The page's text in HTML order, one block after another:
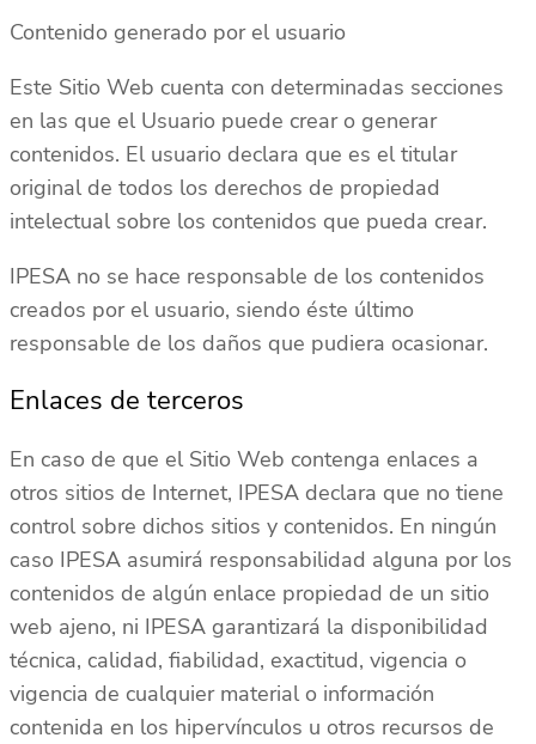
Contenido generado por el usuario
Este Sitio Web cuenta con determinadas secciones
en las que el Usuario puede crear o generar
contenidos. El usuario declara que es el titular
original de todos los derechos de propiedad
intelectual sobre los contenidos que pueda crear.
IPESA no se hace responsable de los contenidos
creados por el usuario, siendo éste último
responsable de los daños que pudiera ocasionar.
Enlaces de terceros
En caso de que el Sitio Web contenga enlaces a
otros sitios de Internet, IPESA declara que no tiene
control sobre dichos sitios y contenidos. En ningún
caso IPESA asumirá responsabilidad alguna por los
contenidos de algún enlace propiedad de un sitio
web ajeno, ni IPESA garantizará la disponibilidad
técnica, calidad, fiabilidad, exactitud, vigencia o
vigencia de cualquier material o información
contenida en los hipervínculos u otros recursos de